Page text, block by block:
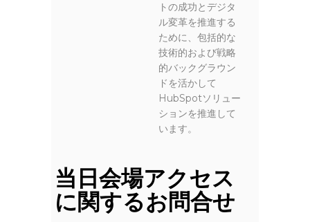
トの成功とデジタ
ル変革を推進する
ために、包括的な
技術的および戦略
的バックグラウン
ドを活かして
HubSpotソリュー
ションを推進して
います。
当日会場アクセス
に関するお問合せ